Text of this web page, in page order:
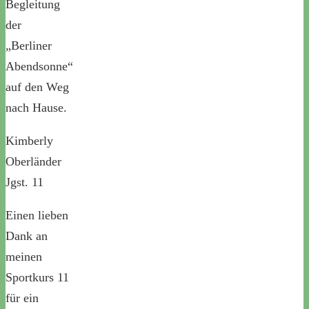
Begleitung
der
„Berliner
Abendsonne“
auf den Weg
nach Hause.
Kimberly
Oberländer
Jgst. 11
Einen lieben
Dank an
meinen
Sportkurs 11
für ein